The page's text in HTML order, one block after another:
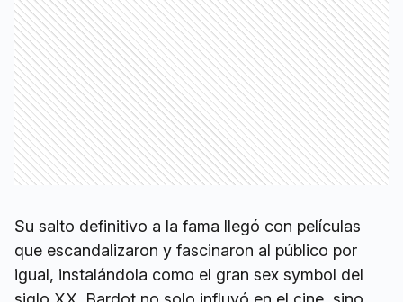
Su salto definitivo a la fama llegó con películas
que escandalizaron y fascinaron al público por
igual, instalándola como el gran sex symbol del